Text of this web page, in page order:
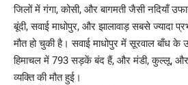
जिलों में गंगा, कोसी, और बागमती जैसी नदियाँ
बूंदी, सवाई माधोपुर, और झालावाड़ सबसे ज्यादा
मौत हो चुकी है। सवाई माधोपुर में सूरवाल बाँध
हिमाचल में 793 सड़कें बंद हैं, और मंडी, कुल्लू,
व्यक्ति की मौत हुई।